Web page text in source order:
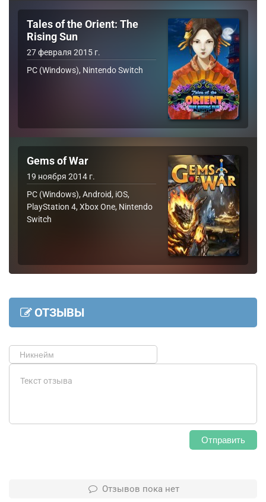
Tales of the Orient: The
Rising Sun
27 февраля 2015 г.
PC (Windows), Nintendo Switch
Gems of War
19 ноября 2014 г.
PC (Windows), Android, iOS,
PlayStation 4, Xbox One, Nintendo
Switch
ОТЗЫВЫ
Отправить
Отзывов пока нет